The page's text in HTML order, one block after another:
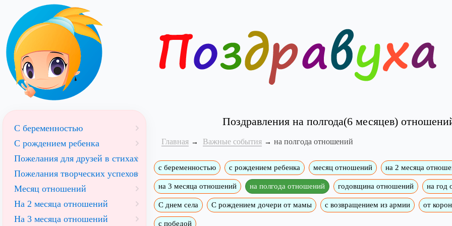
Поздравления на полгода(6 месяцев)
Главная Важные события на полгода отношений
с беременностью с рождением ребенка месяц отношений на 2 месяца
на 3 месяца отношений на полгода отношений годовщина отношений на год
С днем села С рождением дочери от мамы с возвращением из армии от
с победой
С беременностью
С рождением ребенка
Пожелания для друзей в стихах
Пожелания творческих успехов
Месяц отношений
На 2 месяца отношений
На 3 месяца отношений